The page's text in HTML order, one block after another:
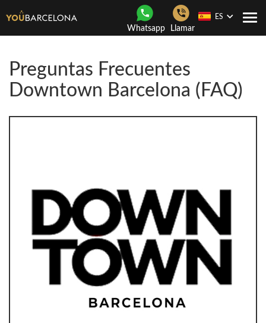
Whatsapp Llamar
ES
Preguntas Frecuentes
Downtown Barcelona (FAQ)